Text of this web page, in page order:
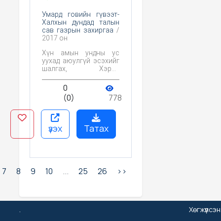
Умард говийн гүвээт-
Халхын дундад талын
сав газрын захиргаа /
2017 он
Хүн амын ундны ус
уухад аюулгүй эсэхийг
шалгах, Хэрэв
анхааруулга өгч,
хамгаалах,
цэвэршүүлэх арга
хэмжээг тодорхойлох,
Тухайн бүс нутагт усны
чанарт байгаль, хүний
үйл ажиллагаа хэрхэн
нөлөөлж байгааг
0
(0)
778
үзэх Татах
7 8 9 10 ... 25 26 >>
.